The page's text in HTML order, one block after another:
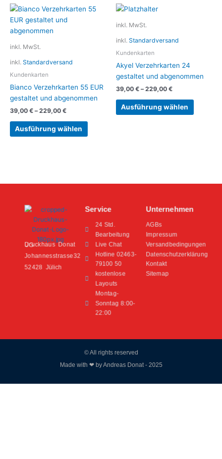
inkl. MwSt.
inkl. Standardversand
Kundenkarten
Bianco Verzehrkarten 55 EUR
gestaltet und abgenommen
39,00 € –229,00 €
Ausführung wählen
Dieses
Varianten
Optionen
können
gewählt
inkl. MwSt.
inkl. Standardversand
Kundenkarten
Akyel Verzehrkarten 24
gestaltet und abgenommen
39,00 € –229,00 €
Ausführung wählen
Die
der
Service
24 Std.
Bearbeitung
Live Chat
Hotline 02463-
79100 50
kostenlose
Layouts
Montag-
Sonntag 8:00-
22:00
Unternehmen
AGBs
Impressum
Versandbedingungen
Datenschutzerklärung
Kontakt
Sitemap
Druckhaus Donat UG
Johannesstrasse32
52428 Jülich
© All rights reserved
Made with ❤ by Andreas Donat - 2025